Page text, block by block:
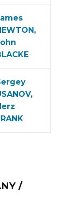
/